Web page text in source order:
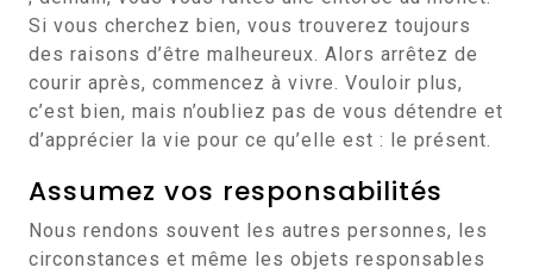
Si vous cherchez bien, vous trouverez toujours
des raisons d’être malheureux. Alors arrêtez de
courir après, commencez à vivre. Vouloir plus,
c’est bien, mais n’oubliez pas de vous détendre et
d’apprécier la vie pour ce qu’elle est : le présent.
Assumez vos responsabilités
Nous rendons souvent les autres personnes, les
circonstances et même les objets responsables